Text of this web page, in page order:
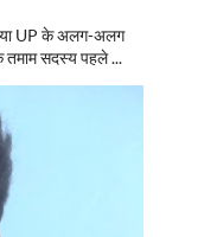
UP के अलग-अलग
तमाम सदस्य पहले ...